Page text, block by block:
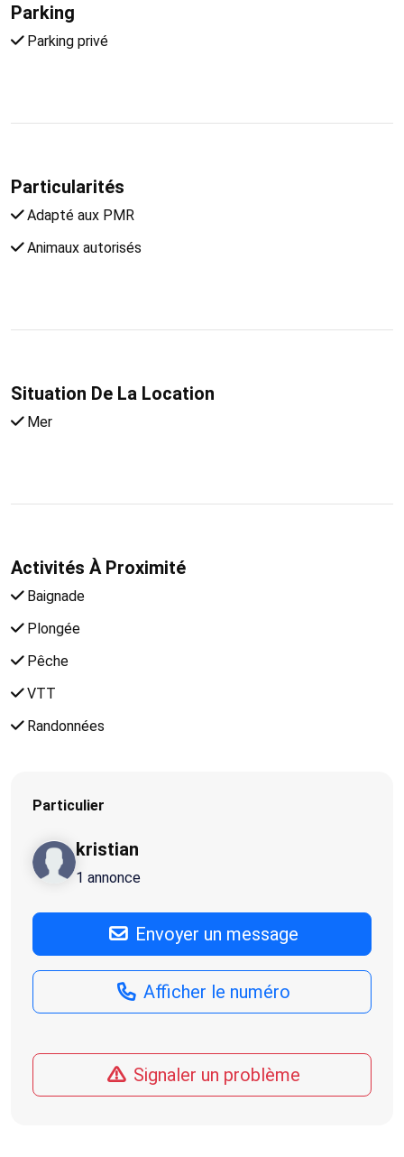
Parking
Parking privé
Particularités
Adapté aux PMR
Animaux autorisés
Situation De La Location
Mer
Activités À Proximité
Baignade
Plongée
Pêche
VTT
Randonnées
Particulier
kristian
1 annonce
Envoyer un message
Afficher le numéro
Signaler un problème